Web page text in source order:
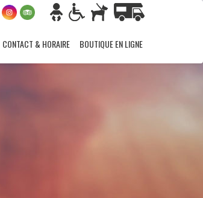
CONTACT & HORAIRE BOUTIQUE EN LIGNE